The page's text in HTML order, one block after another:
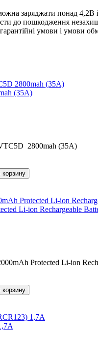
заряджати понад 4,2В
до пошкодження
умови і умови
(35А)
2800mah (35А)
корзину
Li-ion Rechargeable
Protected Li-ion
корзину